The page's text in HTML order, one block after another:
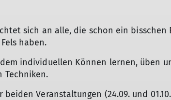
sich an alle, die schon ein
haben.
individuellen Können lernen, üben
Techniken.
beiden Veranstaltungen (24.09. und